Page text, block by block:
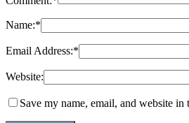
Name:*
Email Address:*
Website:
Save my name, email, and website